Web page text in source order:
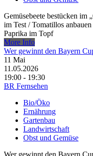
Gemüsebeete bestücken im
im Test /​ Tomatillos
Paprika im Topf
More Info
Wer gewinnt den Bayern
11 Mai
11.05.2026
19:00 - 19:30
BR Fernsehen
Bio/Öko
Ernährung
Gartenbau
Landwirtschaft
Obst und Gemüse
Wer gewinnt den Bayern